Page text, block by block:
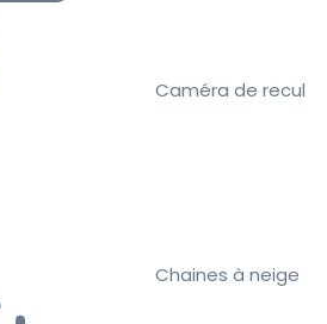
Caméra de recul
Chaines à neige